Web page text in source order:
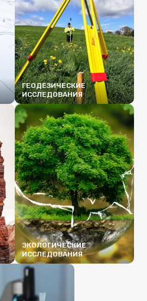
ГЕОДЕЗИЧЕСКИЕ
ИССЛЕДОВАНИЯ
ПОДРОБНЕЕ
ЭКОЛОГИЧЕСКИЕ
ИССЛЕДОВАНИЯ